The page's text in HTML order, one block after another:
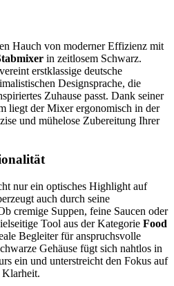
Hauch von moderner Effizienz mit
in zeitlosem Schwarz.
erstklassige deutsche
Designsprache, die
Zuhause passt. Dank seiner
liegt der Mixer ergonomisch in der
und mühelose Zubereitung Ihrer
nur ein optisches Highlight auf
auch durch seine
cremige Suppen, feine Saucen oder
Tool aus der Kategorie Food
Begleiter für anspruchsvolle
Gehäuse fügt sich nahtlos in
ein und unterstreicht den Fokus auf
Klarheit.